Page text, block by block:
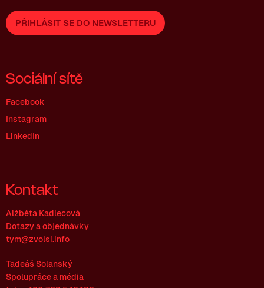
PŘIHLÁSIT SE DO NEWSLETTERU
Sociální sítě
Facebook
Instagram
LinkedIn
Kontakt
Alžběta Kadlecová
Dotazy a objednávky
tym@zvolsi.info
Tadeáš Solanský
Spolupráce a média